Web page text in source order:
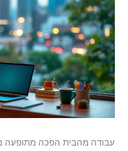
עבודה מהבית הפכה מתופעה